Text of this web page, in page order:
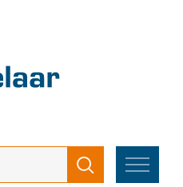
inhoud
Zoeken
MENU